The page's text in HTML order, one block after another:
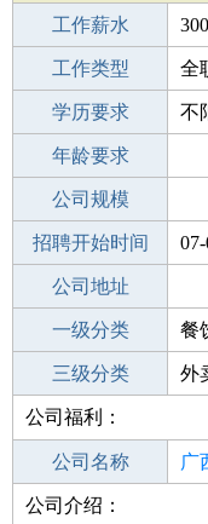
工作薪水
招聘人数 1
工作类型 全
性别要求 -
学历要求 不
工作经验
年龄要求
工作地点
公司规模
公司电话
招聘开始时间
招聘结束时间
公司地址
一级分类 餐
二级分类 餐
三级分类 外
其他行业
公司福利：
公司名称 广
公司类型
公司介绍：